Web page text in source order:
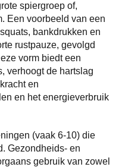
spiergroep of,
Een voorbeeld van een
bankdrukken en
rustpauze, gevolgd
vorm biedt een
verhoogt de hartslag
en
en het energieverbruik
(vaak 6-10) die
Gezondheids- en
gebruik van zowel